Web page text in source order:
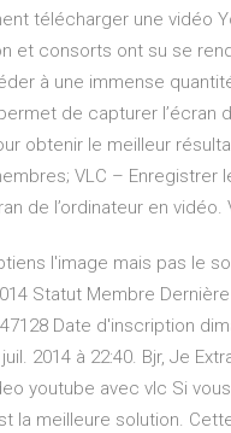
télécharger une vidéo
et consorts ont su se
à une immense
de capturer l’écran
obtenir le meilleur
VLC – Enregistrer
de l’ordinateur en
l'image mais pas le
Statut Membre
Date d'inscription
2014 à 22:40. Bjr, Je
youtube avec vlc Si
la meilleure solution.